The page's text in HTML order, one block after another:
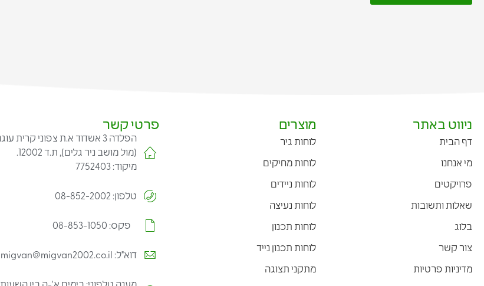
ניווט באתר
דף הבית
מי אנחנו
פרויקטים
שאלות ותשובות
בלוג
צור קשר
מדיניות פרטיות
מוצרים
לוחות גיר
לוחות מחיקים
לוחות ניידים
לוחות נעיצה
לוחות תכנון
לוחות תכנון נייד
מתקני תצוגה
פרטי קשר
הפלדה 3 אשדוד א.ת צפוני קרית עוגנים
(מול מושב ניר גלים), ת.ד 12002.
מיקוד: 7752403
טלפון: 08-852-2002
פקס: 08-853-1050
דוא"ל: migvan@migvan2002.co.il